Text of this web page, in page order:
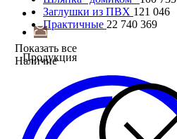
Продукция
Заглушки из ПВХ 121 046
Практичные 22 740 369
Показать все
Наличие